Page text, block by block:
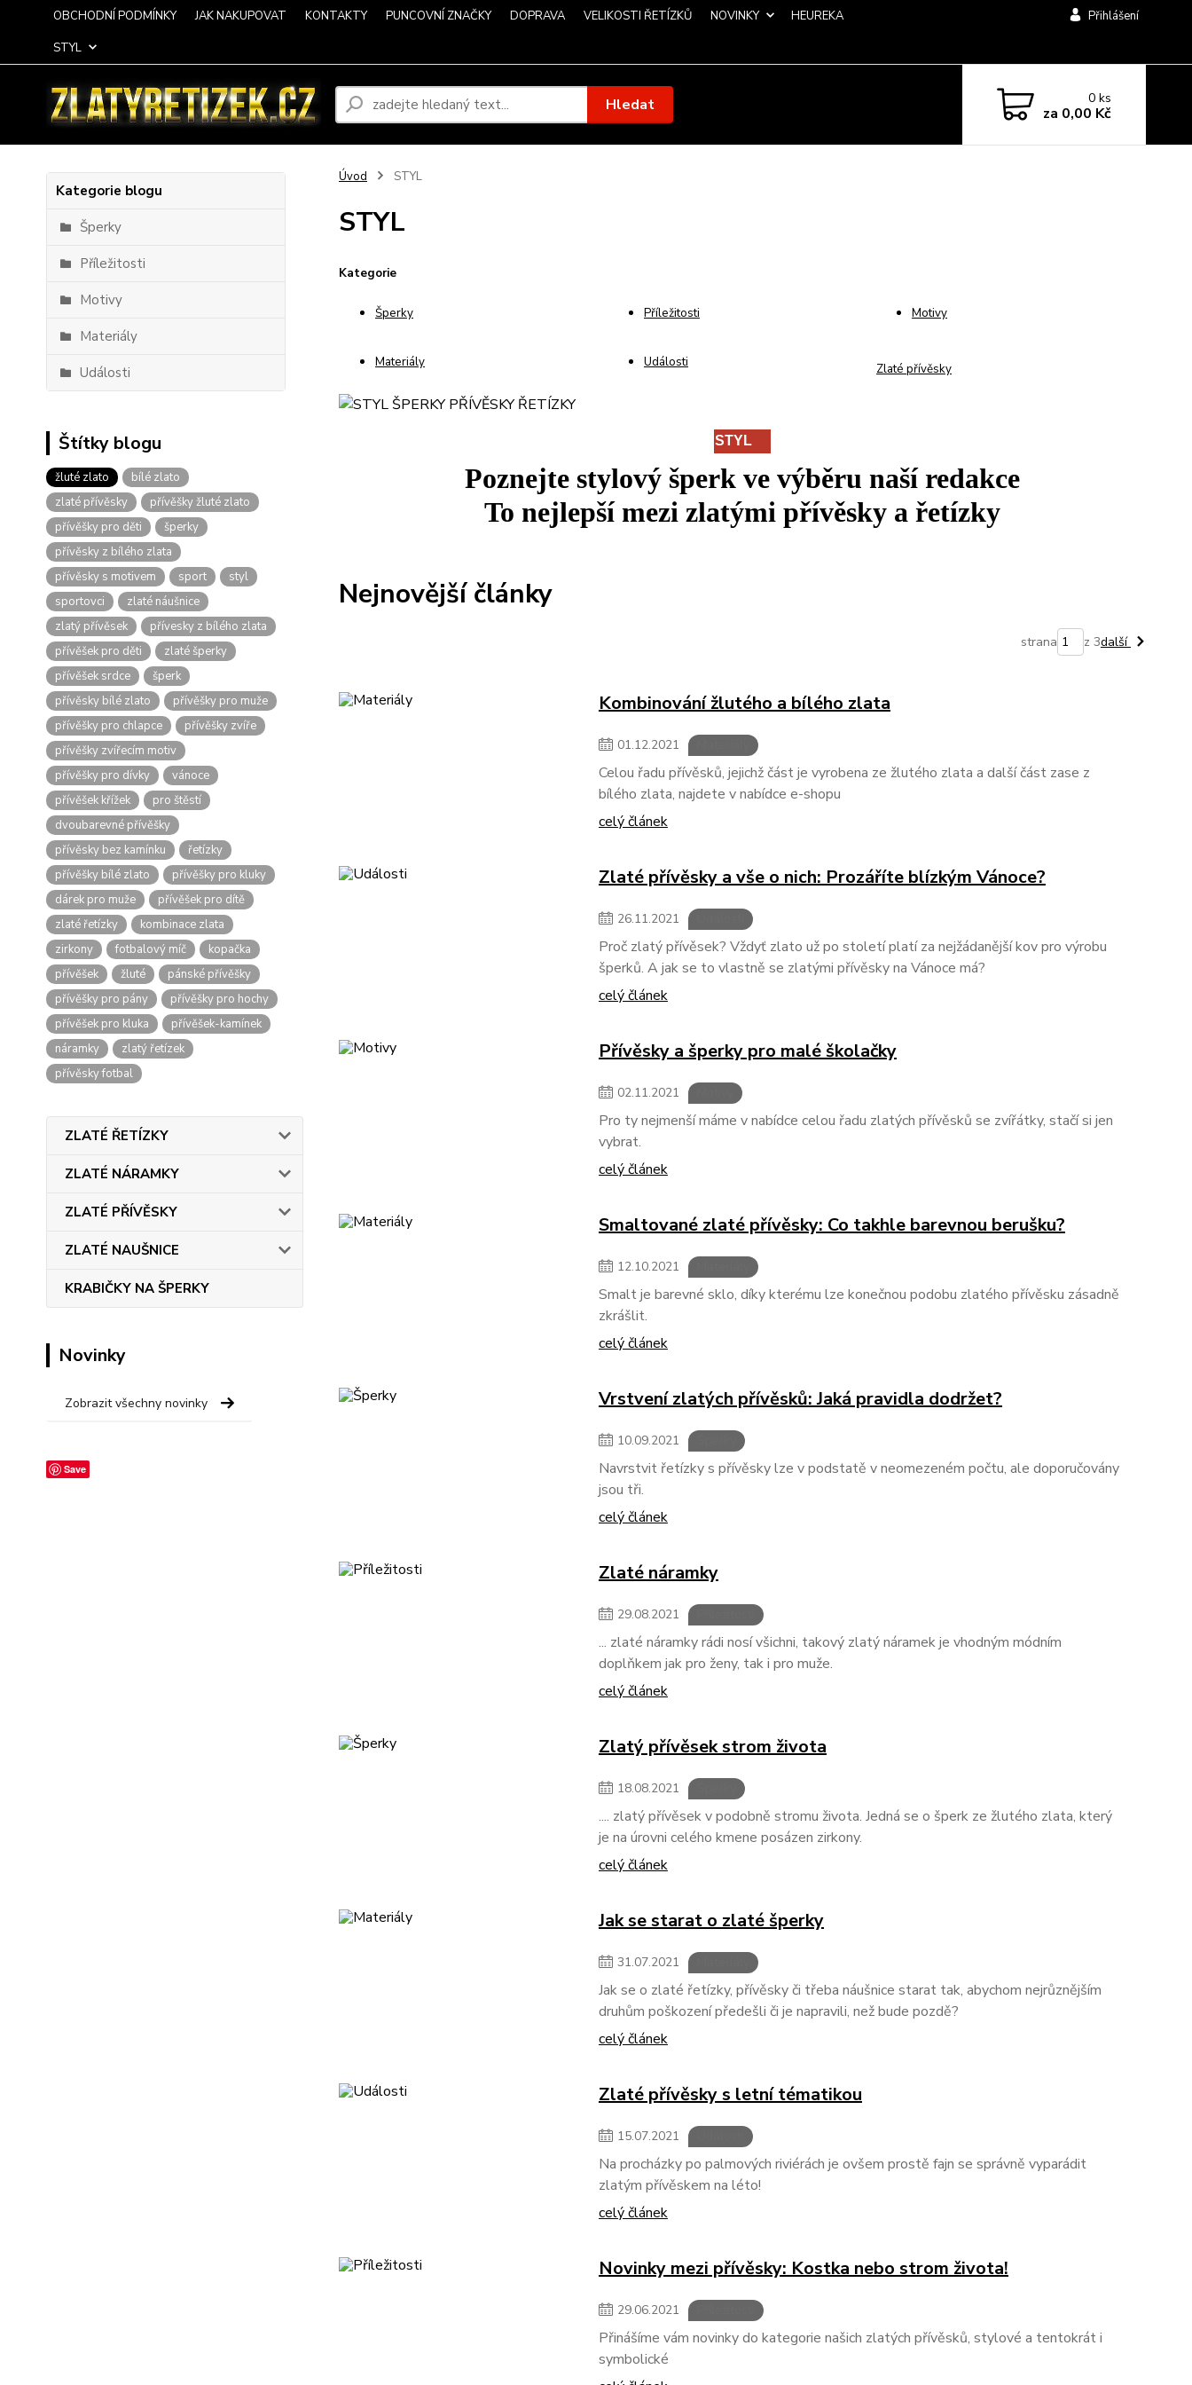
OBCHODNÍ PODMÍNKY JAK NAKUPOVAT KONTAKTY PUNCOVNÍ ZNAČKY DOPRAVA VELIKOSTI ŘETÍZKŮ NOVINKY
HEUREKA
STYL
Přihlášení
Hledat 0ks
za 0,00 Kč
Kategorie blogu
Šperky
Příležitosti
Motivy
Materiály
Události
Štítky blogu
žluté zlato
bílé zlato
zlaté přívěsky
přívěšky žluté zlato
přívěšky pro děti
šperky
přívěsky z bílého zlata
přívěsky s motivem
sport
styl
sportovci
zlaté náušnice
zlatý přívěsek
přívesky z bílého zlata
přívěšek pro děti
zlaté šperky
přívěšek srdce
šperk
přívěsky bílé zlato
přívěšky pro muže
přívěšky pro chlapce
přívěšky zvíře
přívěšky zvířecím motiv
přívěšky pro dívky
vánoce
přívěšek křížek
pro štěstí
dvoubarevné přívěšky
přívěsky bez kamínku
řetízky
přívěšky bílé zlato
přívěšky pro kluky
dárek pro muže
přívěšek pro dítě
zlaté řetízky
kombinace zlata
zirkony
fotbalový míč
kopačka
přívěšek
žluté
pánské přívěšky
přívěšky pro pány
přívěšky pro hochy
přívěšek pro kluka
přívěšek-kamínek
náramky
zlatý řetízek
přívěsky fotbal
ZLATÉ ŘETÍZKY
ZLATÉ NÁRAMKY
ZLATÉ PŘÍVĚSKY
ZLATÉ NAUŠNICE
KRABIČKY NA ŠPERKY
Novinky
Zobrazit všechny novinky
Save
Úvod STYL
STYL
Kategorie
Šperky Příležitosti Motivy
Materiály Události Zlaté přívěsky
STYL
Poznejte stylový šperk ve výběru naší redakce
To nejlepší mezi zlatými přívěsky a řetízky
Nejnovější články
strana z 3další
Kombinování žlutého a bílého zlata
01.12.2021
Celou řadu přívěsků, jejichž část je vyrobena ze žlutého zlata a další část zase z
bílého zlata, najdete v nabídce e-shopu
celý článek
Zlaté přívěsky a vše o nich: Prozáříte blízkým Vánoce?
26.11.2021
Proč zlatý přívěsek? Vždyť zlato už po století platí za nejžádanější kov pro výrobu
šperků. A jak se to vlastně se zlatými přívěsky na Vánoce má?
celý článek
Přívěsky a šperky pro malé školačky
02.11.2021
Pro ty nejmenší máme v nabídce celou řadu zlatých přívěsků se zvířátky, stačí si jen
vybrat.
celý článek
Smaltované zlaté přívěsky: Co takhle barevnou berušku?
12.10.2021
Smalt je barevné sklo, díky kterému lze konečnou podobu zlatého přívěsku zásadně
zkrášlit.
celý článek
Vrstvení zlatých přívěsků: Jaká pravidla dodržet?
10.09.2021
Navrstvit řetízky s přívěsky lze v podstatě v neomezeném počtu, ale doporučovány
jsou tři.
celý článek
Zlaté náramky
29.08.2021
... zlaté náramky rádi nosí všichni, takový zlatý náramek je vhodným módním
doplňkem jak pro ženy, tak i pro muže.
celý článek
Zlatý přívěsek strom života
18.08.2021
.... zlatý přívěsek v podobně stromu života. Jedná se o šperk ze žlutého zlata, který
je na úrovni celého kmene posázen zirkony.
celý článek
Jak se starat o zlaté šperky
31.07.2021
Jak se o zlaté řetízky, přívěsky či třeba náušnice starat tak, abychom nejrůznějším
druhům poškození předešli či je napravili, než bude pozdě?
celý článek
Zlaté přívěsky s letní tématikou
15.07.2021
Na procházky po palmových riviérách je ovšem prostě fajn se správně vyparádit
zlatým přívěskem na léto!
celý článek
Novinky mezi přívěsky: Kostka nebo strom života!
29.06.2021
Přinášíme vám novinky do kategorie našich zlatých přívěsků, stylové a tentokrát i
symbolické